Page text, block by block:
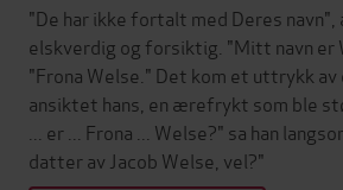
"De har ikke fortalt med Deres navn",
elskverdig og forsiktig. "Mitt navn er
"Frona Welse." Det kom et uttrykk
ansiktet hans, en ærefrykt som ble
... er ... Frona ... Welse?" sa han
datter av Jacob Welse, vel?"